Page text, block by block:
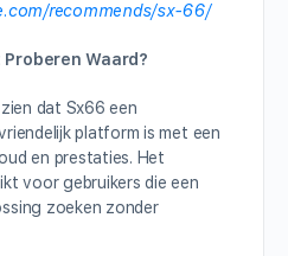
recommends/sx-66/
Waard?
dat Sx66 een
platform is met een
en prestaties. Het
voor gebruikers die een
zoeken zonder